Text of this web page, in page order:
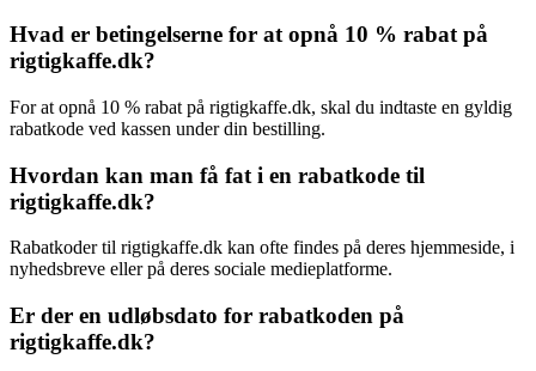
Hvad er betingelserne for at opnå 10 % rabat på
rigtigkaffe.dk?
For at opnå 10 % rabat på rigtigkaffe.dk, skal du indtaste en gyldig
rabatkode ved kassen under din bestilling.
Hvordan kan man få fat i en rabatkode til
rigtigkaffe.dk?
Rabatkoder til rigtigkaffe.dk kan ofte findes på deres hjemmeside, i
nyhedsbreve eller på deres sociale medieplatforme.
Er der en udløbsdato for rabatkoden på
rigtigkaffe.dk?